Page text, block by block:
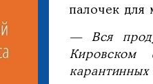
палочек для
— Вся
Кировском